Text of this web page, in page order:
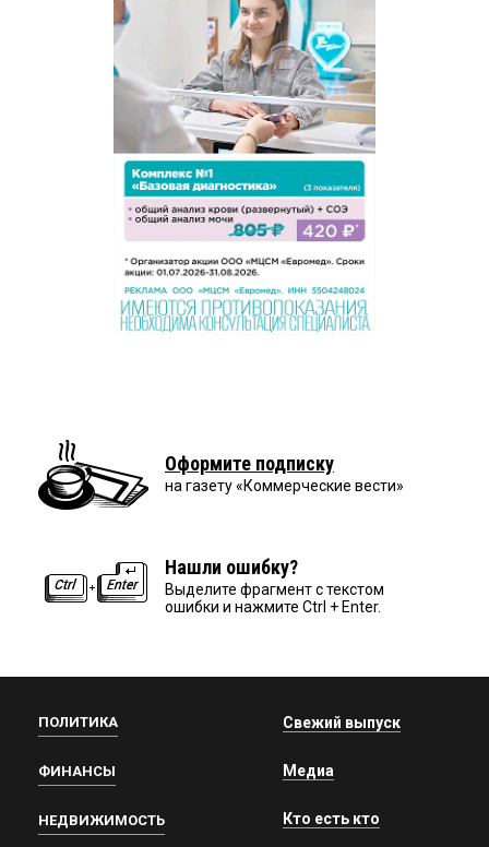
Оформите подписку
на газету «Коммерческие вести»
Нашли ошибку?
Выделите фрагмент с текстом
ошибки и нажмите Ctrl + Enter.
ПОЛИТИКА
ФИНАНСЫ
НЕДВИЖИМОСТЬ
Свежий выпуск
Медиа
Кто есть кто